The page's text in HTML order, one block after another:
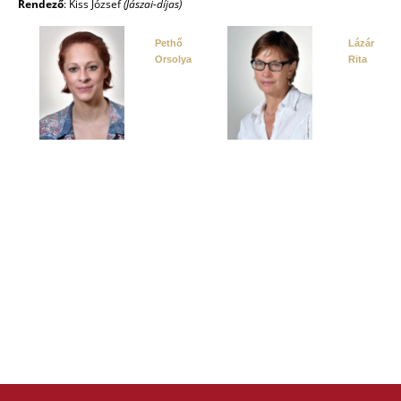
Rendező: Kiss József(Jászai-díjas)
Pethő
Orsolya
Lázár
Rita